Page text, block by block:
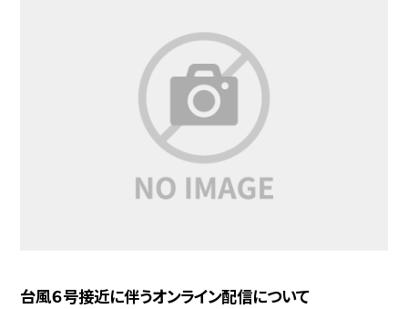
台風６号接近に伴うオンライン配信について